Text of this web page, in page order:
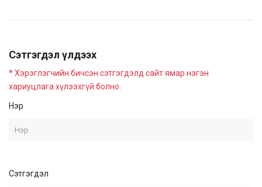
Сэтгэгдэл үлдээх
* Хэрэглэгчийн бичсэн сэтгэгдэлд сайт ямар нэгэн
хариуцлага хүлээхгүй болно.
Нэр
Сэтгэгдэл